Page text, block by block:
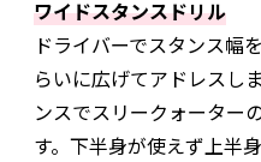
ワイドスタンスドリル
ドライバーでスタンス幅
らいに広げてアドレスし
ンスでスリークォーター
す。下半身が使えず上半